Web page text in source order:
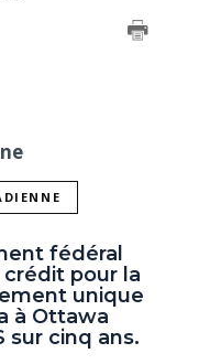
fédéral
pour la
unique
à Ottawa
sur cinq ans.